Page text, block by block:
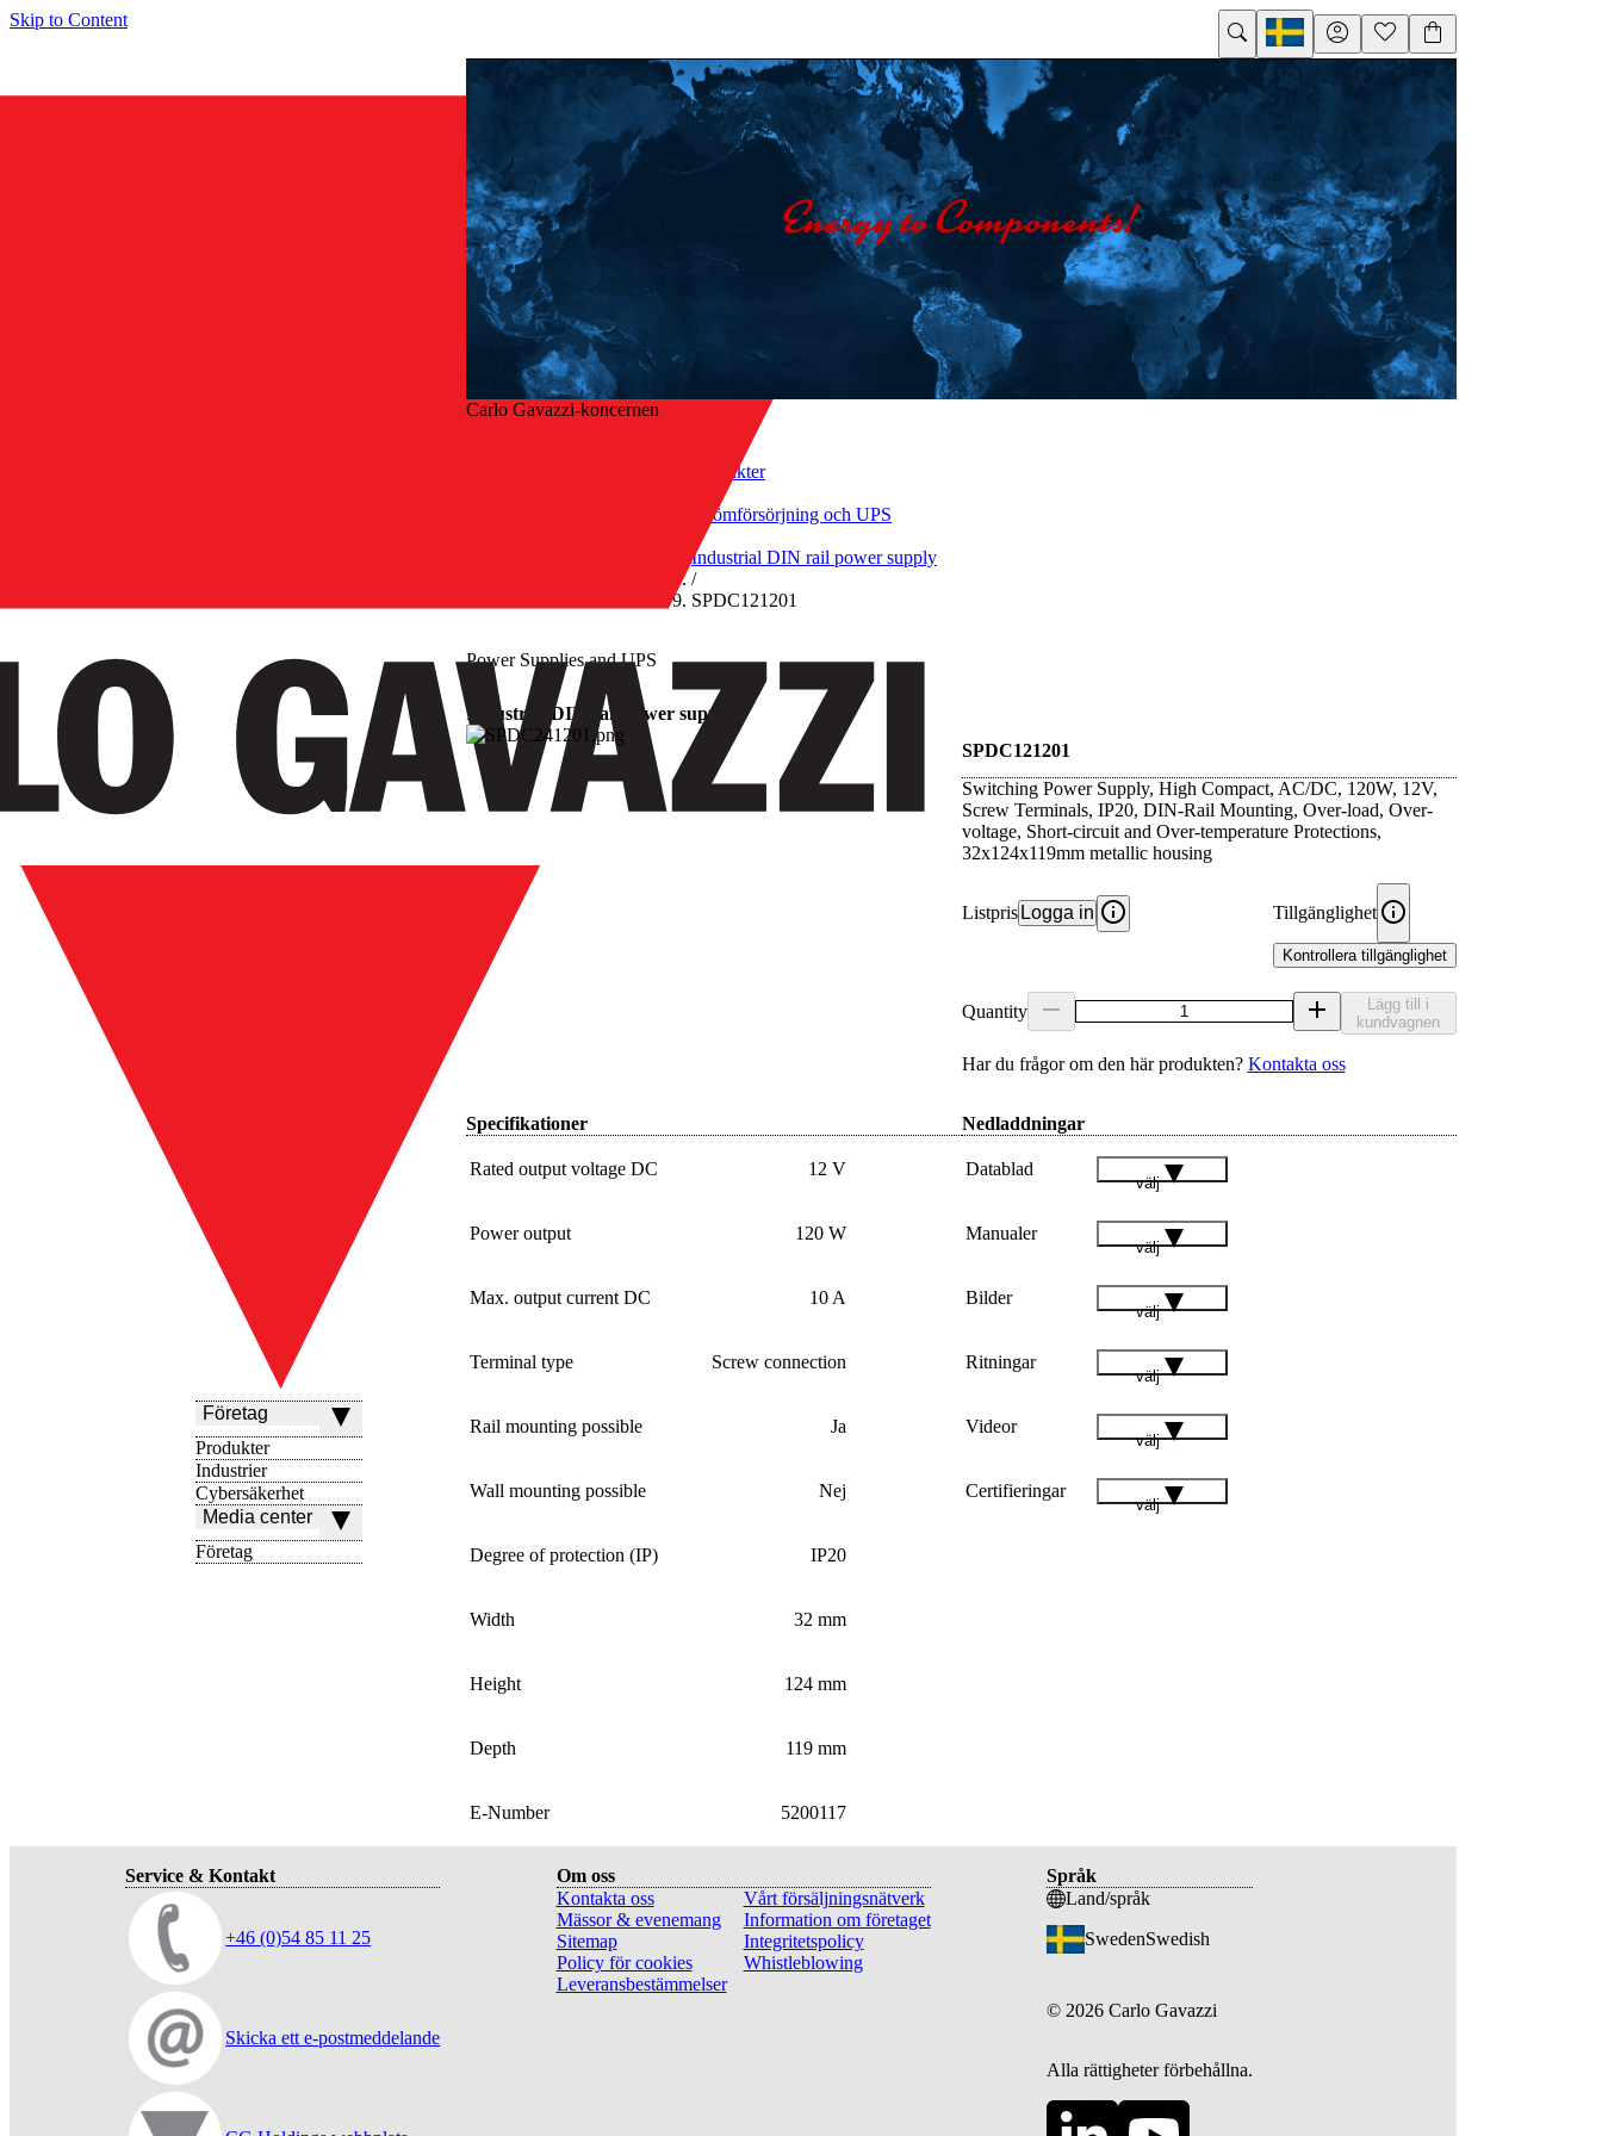
Skip to Content
Företag
Produkter
Industrier
Cybersäkerhet
Media center
Företag
Carlo Gavazzi-koncernen
Produkter
Strömförsörjning och UPS
Industrial DIN rail power supply
/
SPDC121201
Power Supplies and UPS
Industrial DIN rail power supply
SPDC121201
Switching Power Supply, High Compact, AC/DC, 120W, 12V,
Screw Terminals, IP20, DIN-Rail Mounting, Over-load, Over-
voltage, Short-circuit and Over-temperature Protections,
32x124x119mm metallic housing
Listpris Logga in Tillgänglighet
Kontrollera tillgänglighet
Quantity
Lägg till i
kundvagnen
Har du frågor om den här produkten? Kontakta oss
Specifikationer
Rated output voltage DC 12 V
Power output 120 W
Max. output current DC 10 A
Terminal type Screw connection
Rail mounting possible Ja
Wall mounting possible Nej
Degree of protection (IP) IP20
Width 32 mm
Height 124 mm
Depth 119 mm
E-Number 5200117
Nedladdningar
Datablad
välj
Manualer
välj
Bilder
välj
Ritningar
välj
Videor
välj
Certifieringar
välj
Service & Kontakt
+46 (0)54 85 11 25
Skicka ett e-postmeddelande
Om oss
Kontakta oss
Vårt försäljningsnätverk
Mässor & evenemang
Information om företaget
Sitemap
Integritetspolicy
Policy för cookies
Whistleblowing
Leveransbestämmelser
Språk
Land/språk
SwedenSwedish
© 2026 Carlo Gavazzi
Alla rättigheter förbehållna.